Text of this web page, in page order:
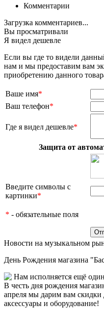
Комментарии
Загрузка комментариев...
Вы просматривали
Я видел дешевле
Если вы где то видели
нам и мы предоставим вам
приобретению данного
Ваше имя*
Ваш телефон*
Где я видел дешевле*
Защита от
Введите символы с
картинки*
* - обязательные поля
Новости на музыкальном
День Рождения магазина
Нам исполняется ещё
В честь дня рождения
апреля мы дарим вам
аксессуары и оборудование!